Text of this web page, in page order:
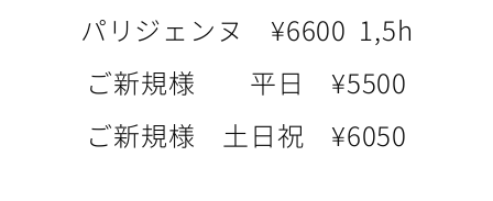
パリジェンヌ ¥6600 1,5h
ご新規様 平日 ¥5500
ご新規様 土日祝 ¥6050